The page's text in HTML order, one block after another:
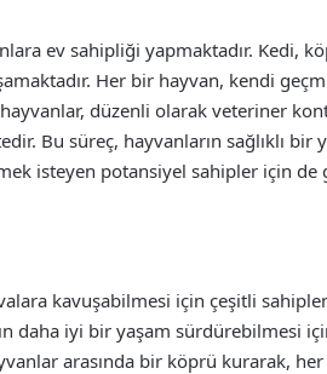
ev sahipliği yapmaktadır. Kedi,
Her bir hayvan, kendi
düzenli olarak veteriner
Bu süreç, hayvanların sağlıklı bir
isteyen potansiyel sahipler için de
kavuşabilmesi için çeşitli
daha iyi bir yaşam sürdürebilmesi
arasında bir köprü kurarak,